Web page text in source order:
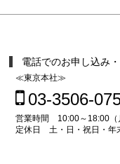
電話でのお申し込み
≪東京本社≫
03-3506-
営業時間 10:00～18:00（
定休日 土・日・祝日・年